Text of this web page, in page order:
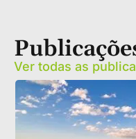
Ver todas as